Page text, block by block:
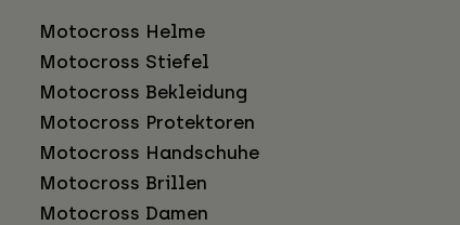
Motocross Helme
Motocross Stiefel
Motocross Bekleidung
Motocross Protektoren
Motocross Handschuhe
Motocross Brillen
Motocross Damen